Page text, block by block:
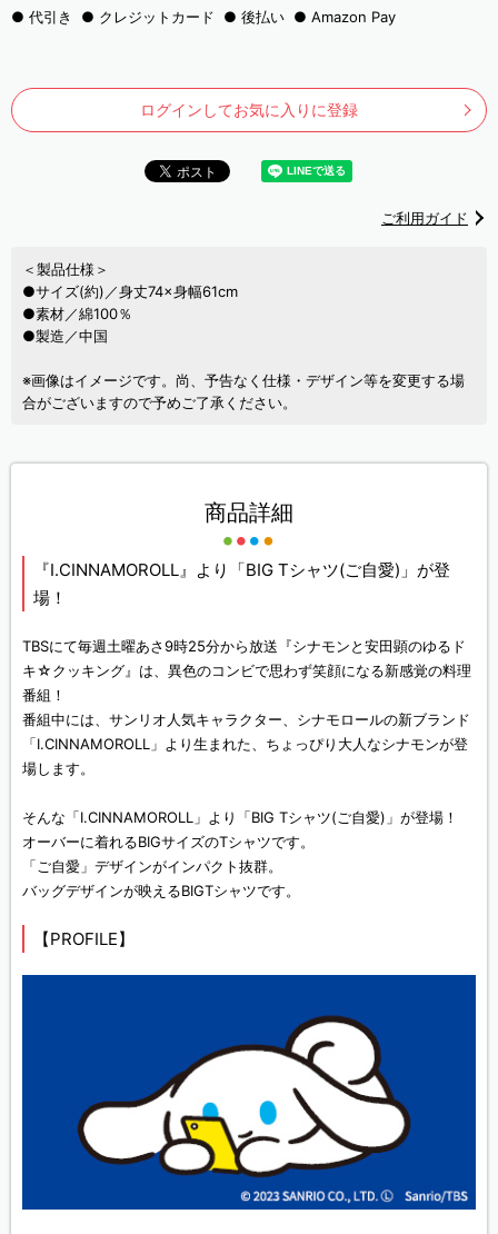
代引き
クレジットカード 後払い Amazon Pay
ログインしてお気に入りに登録
ご利用ガイド
＜製品仕様＞
●サイズ(約)／身丈74×身幅61cm
●素材／綿100％
●製造／中国
※画像はイメージです。尚、予告なく仕様・デザイン等を変更する場
合がございますので予めご了承ください。
商品詳細
『I.CINNAMOROLL』より「BIG Tシャツ(ご自愛)」が登
場！
TBSにて毎週土曜あさ9時25分から放送『シナモンと安田顕のゆるド
キ☆クッキング』は、異色のコンビで思わず笑顔になる新感覚の料理
番組！
番組中には、サンリオ人気キャラクター、シナモロールの新ブランド
「I.CINNAMOROLL」より生まれた、ちょっぴり大人なシナモンが登
場します。
そんな「I.CINNAMOROLL」より「BIG Tシャツ(ご自愛)」が登場！
オーバーに着れるBIGサイズのTシャツです。
「ご自愛」デザインがインパクト抜群。
バッグデザインが映えるBIGTシャツです。
【PROFILE】